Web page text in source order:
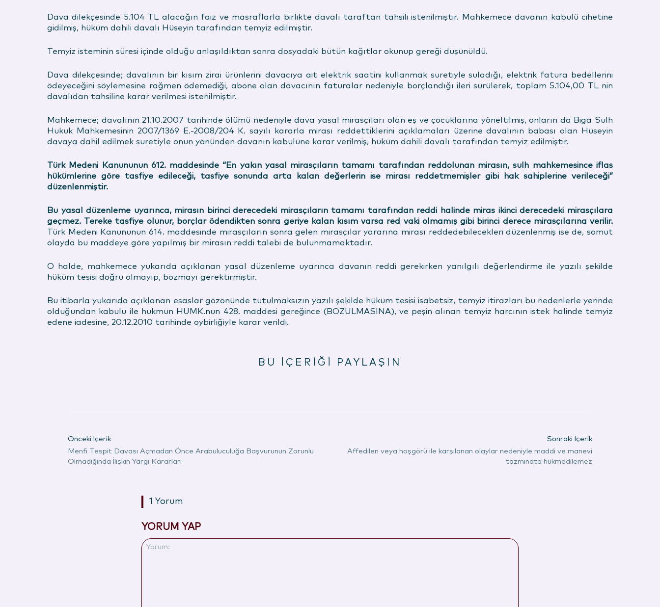
Dava dilekçesinde 5.104 TL alacağın faiz ve masraflarla birlikte davalı taraftan tahsili istenilmiştir. Mahkemece davanın kabulü cihetine
gidilmiş, hüküm dahili davalı Hüseyin tarafından temyiz edilmiştir.
Temyiz isteminin süresi içinde olduğu anlaşıldıktan sonra dosyadaki bütün kağıtlar okunup gereği düşünüldü.
Dava dilekçesinde; davalının bir kısım zirai ürünlerini davacıya ait elektrik saatini kullanmak suretiyle suladığı, elektrik fatura bedellerini
ödeyeceğini söylemesine rağmen ödemediği, abone olan davacının faturalar nedeniyle borçlandığı ileri sürülerek, toplam 5.104,00 TL nin
davalıdan tahsiline karar verilmesi istenilmiştir.
Mahkemece; davalının 21.10.2007 tarihinde ölümü nedeniyle dava yasal mirasçıları olan eş ve çocuklarına yöneltilmiş, onların da Biga Sulh
Hukuk Mahkemesinin 2007/1369 E.-2008/204 K. sayılı kararla mirası reddettiklerini açıklamaları üzerine davalının babası olan Hüseyin
davaya dahil edilmek suretiyle onun yönünden davanın kabulüne karar verilmiş, hüküm dahili davalı tarafından temyiz edilmiştir.
Türk Medeni Kanununun 612. maddesinde “En yakın yasal mirasçıların tamamı tarafından reddolunan mirasın, sulh mahkemesince iflas
hükümlerine göre tasfiye edileceği, tasfiye sonunda arta kalan değerlerin ise mirası reddetmemişler gibi hak sahiplerine verileceği”
düzenlenmiştir.
Bu yasal düzenleme uyarınca, mirasın birinci derecedeki mirasçıların tamamı tarafından reddi halinde miras ikinci derecedeki mirasçılara
geçmez. Tereke tasfiye olunur, borçlar ödendikten sonra geriye kalan kısım varsa red vaki olmamış gibi birinci derece mirasçılarına verilir.
Türk Medeni Kanununun 614. maddesinde mirasçıların sonra gelen mirasçılar yararına mirası reddedebilecekleri düzenlenmiş ise de, somut
olayda bu maddeye göre yapılmış bir mirasın reddi talebi de bulunmamaktadır.
O halde, mahkemece yukarıda açıklanan yasal düzenleme uyarınca davanın reddi gerekirken yanılgılı değerlendirme ile yazılı şekilde
hüküm tesisi doğru olmayıp, bozmayı gerektirmiştir.
Bu itibarla yukarıda açıklanan esaslar gözönünde tutulmaksızın yazılı şekilde hüküm tesisi isabetsiz, temyiz itirazları bu nedenlerle yerinde
olduğundan kabulü ile hükmün HUMK.nun 428. maddesi gereğince (BOZULMASINA), ve peşin alınan temyiz harcının istek halinde temyiz
edene iadesine, 20.12.2010 tarihinde oybirliğiyle karar verildi.
BU İÇERİĞİ PAYLAŞIN
Önceki İçerik
Menfi Tespit Davası Açmadan Önce Arabuluculuğa Başvurunun Zorunlu
Olmadığında İlişkin Yargı Kararları
Sonraki İçerik
Affedilen veya hoşgörü ile karşılanan olaylar nedeniyle maddi ve manevi
tazminata hükmedilemez
1 Yorum
YORUM YAP